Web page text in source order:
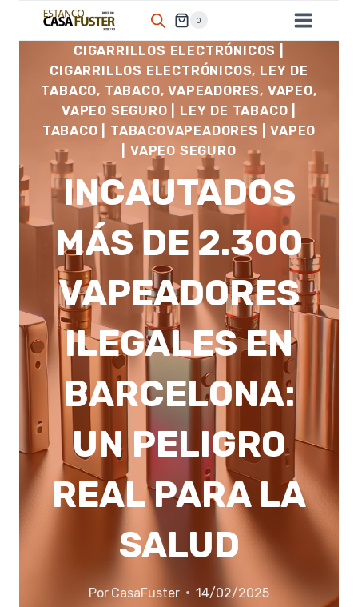
0
CIGARRILLOS ELECTRÓNICOS
CIGARRILLOS ELECTRÓNICOS, LEY DE
TABACO, TABACO, VAPEADORES, VAPEO,
VAPEO SEGURO
LEY DE TABACO
TABACO
TABACOVAPEADORES |VAPEO
VAPEO SEGURO
INCAUTADOS
MÁS DE 2.300
VAPEADORES
ILEGALES EN
BARCELONA:
UN PELIGRO
REAL PARA LA
SALUD
Por CasaFuster 14/02/2025